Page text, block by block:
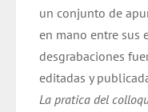
un conjunto de
en mano entre sus
desgrabaciones
editadas y
La pratica del